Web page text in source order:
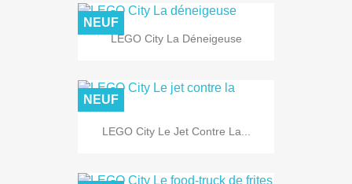
LEGO City La Déneigeuse
NEUF
LEGO City Le Jet Contre La...
NEUF